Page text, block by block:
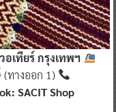
เทียร์ กรุงเทพฯ
(ทางออก 1)
SACIT Shop